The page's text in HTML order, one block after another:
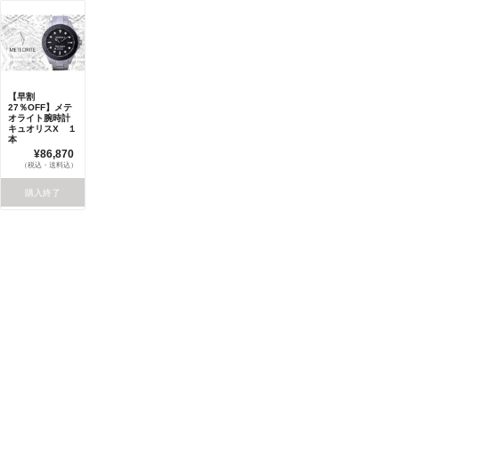
【早割
27％OFF】メテ
オライト腕時計
キュオリスX １
本
¥86,870
（税込・送料込）
購入終了